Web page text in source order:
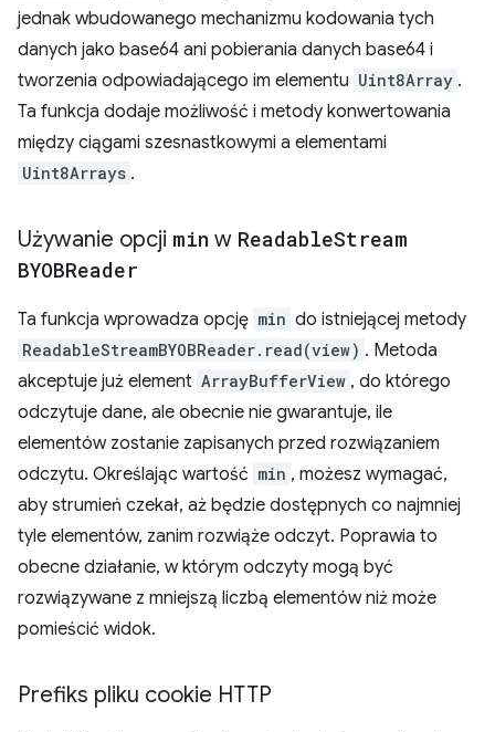
jednak wbudowanego mechanizmu kodowania tych
danych jako base64 ani pobierania danych base64 i
tworzenia odpowiadającego im elementu Uint8Array .
Ta funkcja dodaje możliwość i metody konwertowania
między ciągami szesnastkowymi a elementami
Uint8Arrays .
Używanie opcji min w ReadableStream
BYOBReader
Ta funkcja wprowadza opcję min do istniejącej metody
ReadableStreamBYOBReader.read(view) . Metoda
akceptuje już element ArrayBufferView , do którego
odczytuje dane, ale obecnie nie gwarantuje, ile
elementów zostanie zapisanych przed rozwiązaniem
odczytu. Określając wartość min , możesz wymagać,
aby strumień czekał, aż będzie dostępnych co najmniej
tyle elementów, zanim rozwiąże odczyt. Poprawia to
obecne działanie, w którym odczyty mogą być
rozwiązywane z mniejszą liczbą elementów niż może
pomieścić widok.
Prefiks pliku cookie HTTP